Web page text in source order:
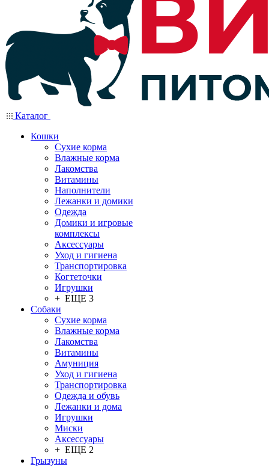
Каталог
Кошки
Сухие корма
Влажные корма
Лакомства
Витамины
Наполнители
Лежанки и домики
Одежда
Домики и игровые
комплексы
Аксессуары
Уход и гигиена
Транспортировка
Когтеточки
Игрушки
+ ЕЩЕ 3
Собаки
Сухие корма
Влажные корма
Лакомства
Витамины
Амуниция
Уход и гигиена
Транспортировка
Одежда и обувь
Лежанки и дома
Игрушки
Миски
Аксессуары
+ ЕЩЕ 2
Грызуны